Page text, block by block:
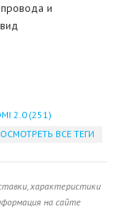
и
2.0 (251)
ВСЕ ТЕГИ
характеристики
на сайте